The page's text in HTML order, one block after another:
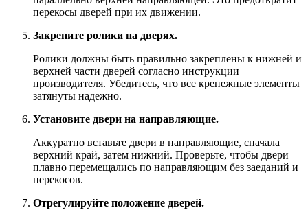
перекосы дверей при их движении.
Закрепите ролики на дверях.
Ролики должны быть правильно закреплены к нижней и
верхней части дверей согласно инструкции
производителя. Убедитесь, что все крепежные элементы
затянуты надежно.
Установите двери на направляющие.
Аккуратно вставьте двери в направляющие, сначала
верхний край, затем нижний. Проверьте, чтобы двери
плавно перемещались по направляющим без заеданий и
перекосов.
Отрегулируйте положение дверей.